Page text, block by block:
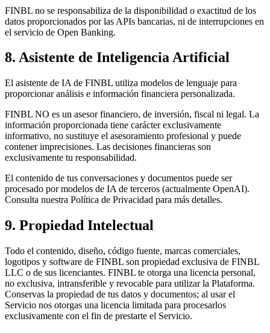
FINBL no se responsabiliza de la disponibilidad o exactitud de los
datos proporcionados por las APIs bancarias, ni de interrupciones en
el servicio de Open Banking.
8. Asistente de Inteligencia Artificial
El asistente de IA de FINBL utiliza modelos de lenguaje para
proporcionar análisis e información financiera personalizada.
FINBL NO es un asesor financiero, de inversión, fiscal ni legal. La
información proporcionada tiene carácter exclusivamente
informativo, no sustituye el asesoramiento profesional y puede
contener imprecisiones. Las decisiones financieras son
exclusivamente tu responsabilidad.
El contenido de tus conversaciones y documentos puede ser
procesado por modelos de IA de terceros (actualmente OpenAI).
Consulta nuestra Política de Privacidad para más detalles.
9. Propiedad Intelectual
Todo el contenido, diseño, código fuente, marcas comerciales,
logotipos y software de FINBL son propiedad exclusiva de FINBL
LLC o de sus licenciantes. FINBL te otorga una licencia personal,
no exclusiva, intransferible y revocable para utilizar la Plataforma.
Conservas la propiedad de tus datos y documentos; al usar el
Servicio nos otorgas una licencia limitada para procesarlos
exclusivamente con el fin de prestarte el Servicio.